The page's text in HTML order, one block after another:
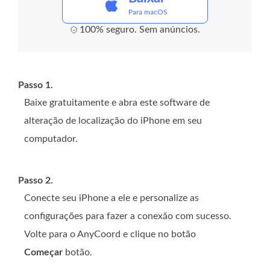
Para macOS
100% seguro. Sem anúncios.
Passo 1.
Baixe gratuitamente e abra este software de
alteração de localização do iPhone em seu
computador.
Passo 2.
Conecte seu iPhone a ele e personalize as
configurações para fazer a conexão com sucesso.
Volte para o AnyCoord e clique no botão
Começar botão.